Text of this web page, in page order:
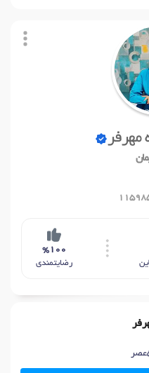
مهرفر
%100
رضایتمندی